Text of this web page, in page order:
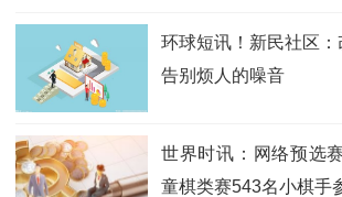
环球短讯！新民社区：
告别烦人的噪音
世界时讯：网络预选
童棋类赛543名小棋手